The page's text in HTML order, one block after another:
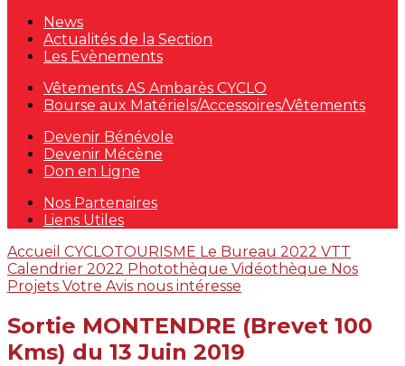
News
Actualités de la Section
Les Evènements
Vêtements AS Ambarès CYCLO
Bourse aux Matériels/Accessoires/Vêtements
Devenir Bénévole
Devenir Mécène
Don en Ligne
Nos Partenaires
Liens Utiles
Accueil CYCLOTOURISME Le Bureau 2022 VTT
Calendrier 2022 Photothèque Vidéothèque Nos
Projets Votre Avis nous intéresse
Sortie MONTENDRE (Brevet 100
Kms) du 13 Juin 2019